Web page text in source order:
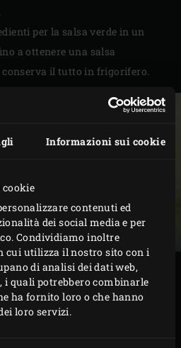
Informazioni sui cookie
cookie
contenuti ed
dei social media e per
Condividiamo inoltre
cui utilizza il nostro sito con i
di analisi dei dati web,
i quali potrebbero combinarle
ha fornito loro o che hanno
loro servizi.
per la salsa verde in un
a ottenere una salsa
conserva il tutto in frigorifero.
nel Big Green Egg e riscaldalo a